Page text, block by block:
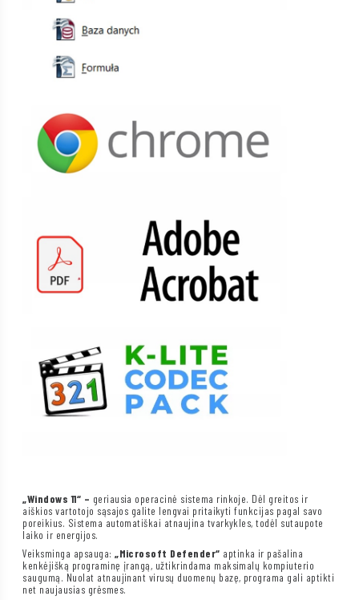
„Windows 11“ – geriausia operacinė sistema rinkoje. Dėl greitos ir
aiškios vartotojo sąsajos galite lengvai pritaikyti funkcijas pagal savo
poreikius. Sistema automatiškai atnaujina tvarkykles, todėl sutaupote
laiko ir energijos.
Veiksminga apsauga:„Microsoft Defender“ aptinka ir pašalina
kenkėjišką programinę įrangą, užtikrindama maksimalų kompiuterio
saugumą. Nuolat atnaujinant virusų duomenų bazę, programa gali aptikti
net naujausias grėsmes.